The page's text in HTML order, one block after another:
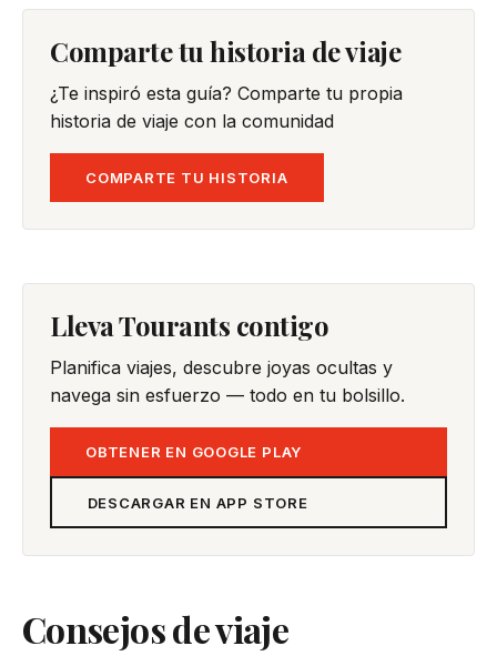
Comparte tu historia de viaje
¿Te inspiró esta guía? Comparte tu propia
historia de viaje con la comunidad
COMPARTE TU HISTORIA
Lleva Tourants contigo
Planifica viajes, descubre joyas ocultas y
navega sin esfuerzo — todo en tu bolsillo.
OBTENER EN GOOGLE PLAY
DESCARGAR EN APP STORE
Consejos de viaje